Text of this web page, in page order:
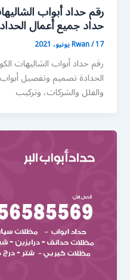
حداد جميع أعمال
Rwan/17 يونيو، 2021
رقم حداد أبواب الشاليهات
الحدادة تصميم وتفصيل
والفلل والشركات، وتركيب